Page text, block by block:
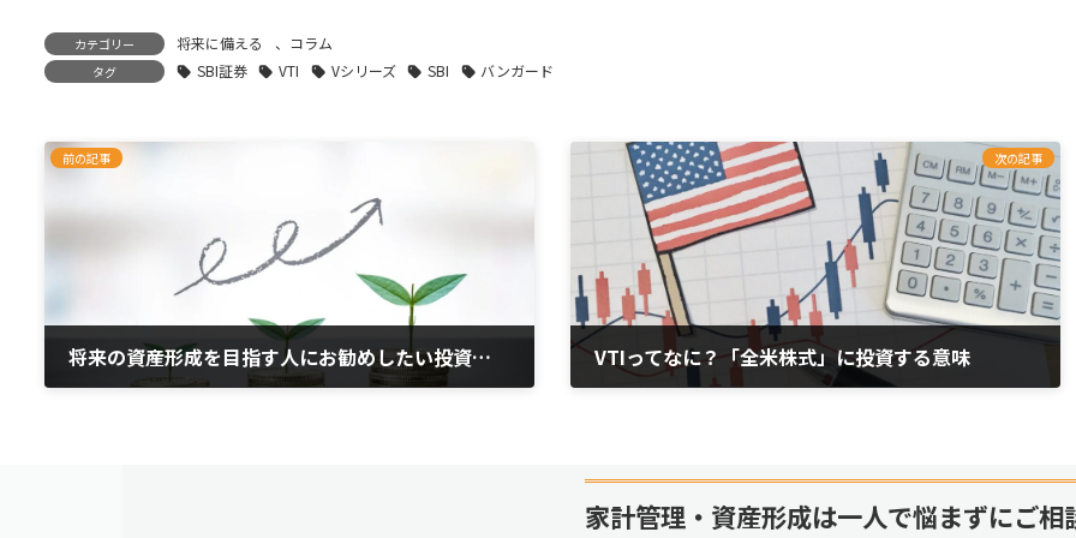
カテゴリー 将来に備える 、 コラム
タグ SBI証券 VTI Vシリーズ SBI バンガード
前の記事
将来の資産形成を目指す人にお勧めしたい投資商品
次の記事
VTIってなに？「全米株式」に投資する意味
家計管理・資産形成は一人で悩まずにご相